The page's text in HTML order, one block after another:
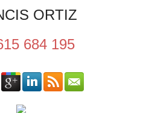
ORTIZ
684 195